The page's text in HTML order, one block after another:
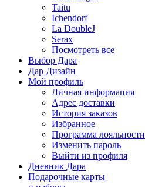
Taitu
Ichendorf
La DoubleJ
Serax
Посмотреть все
Выбор Дара
Дар Дизайн
Мой профиль
Личная информация
Адрес доставки
История заказов
Избранное
Программа лояльности
Изменить пароль
Выйти из профиля
Дневник Дара
Подарочные карты